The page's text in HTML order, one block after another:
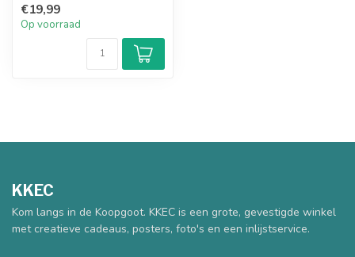
stad en is al s...
€19,99
Op voorraad
KKEC
Kom langs in de Koopgoot. KKEC is een grote, gevestigde winkel
met creatieve cadeaus, posters, foto's en een inlijstservice.